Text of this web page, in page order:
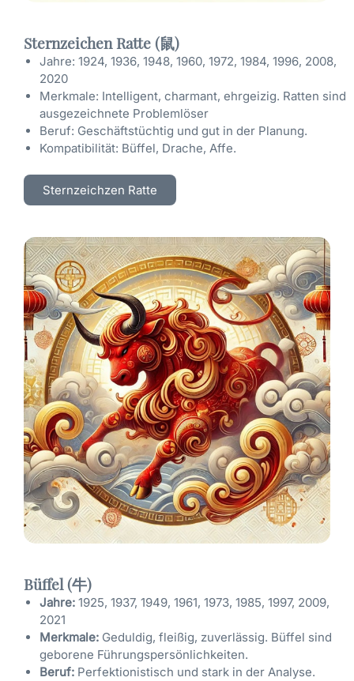
Sternzeichen Ratte (鼠)
Jahre: 1924, 1936, 1948, 1960, 1972, 1984, 1996, 2008,
2020
Merkmale: Intelligent, charmant, ehrgeizig. Ratten sind
ausgezeichnete Problemlöser
Beruf: Geschäftstüchtig und gut in der Planung.
Kompatibilität: Büffel, Drache, Affe.
Sternzeichzen Ratte
Büffel (牛)
Jahre: 1925, 1937, 1949, 1961, 1973, 1985, 1997, 2009,
2021
Merkmale: Geduldig, fleißig, zuverlässig. Büffel sind
geborene Führungspersönlichkeiten.
Beruf: Perfektionistisch und stark in der Analyse.